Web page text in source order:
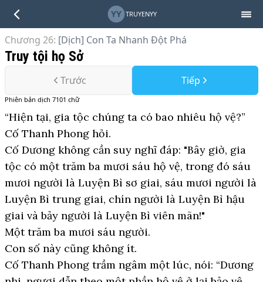
YY TRUYENYY
Chương 26: [Dịch] Con Ta Nhanh Đột Phá
Truy tội họ Sở
Trước Tiếp
Phiên bản dịch 7101 chữ
“Hiện tại, gia tộc chúng ta có bao nhiêu hộ vệ?”
Cố Thanh Phong hỏi.
Cố Dương không cần suy nghĩ đáp: "Bây giờ, gia
tộc có một trăm ba mươi sáu hộ vệ, trong đó sáu
mươi người là Luyện Bì sơ giai, sáu mươi người là
Luyện Bì trung giai, chín người là Luyện Bì hậu
giai và bảy người là Luyện Bì viên mãn!"
Một trăm ba mươi sáu người.
Con số này cũng không ít.
Cố Thanh Phong trầm ngâm một lúc, nói: “Dương